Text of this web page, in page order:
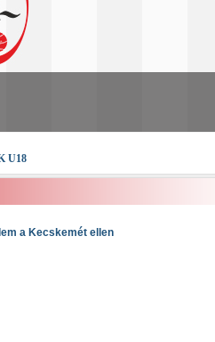
U18
a Kecskemét ellen